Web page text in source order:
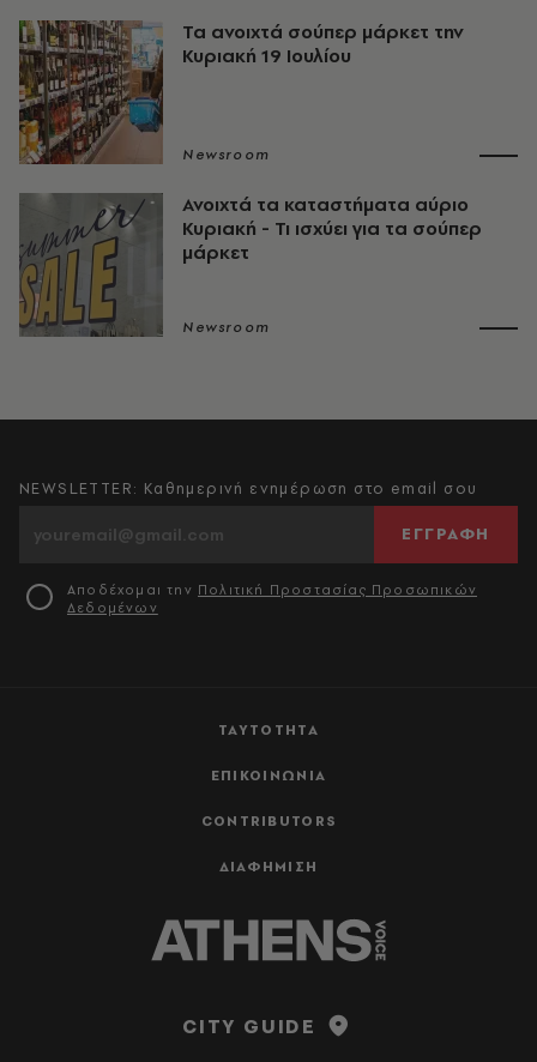
Τα ανοιχτά σούπερ μάρκετ την
Κυριακή 19 Ιουλίου
Newsroom
Ανοιχτά τα καταστήματα αύριο
Κυριακή - Τι ισχύει για τα σούπερ
μάρκετ
Newsroom
ΤΑΥΤΟΤΗΤΑ
ΕΠΙΚΟΙΝΩΝΙΑ
CONTRIBUTORS
ΔΙΑΦΗΜΙΣΗ
NEWSLETTER: Καθημερινή ενημέρωση στο email σου
ΕΓΓΡΑΦΗ
Αποδέχομαι την Πολιτική Προστασίας Προσωπικών
Δεδομένων
CITY GUIDE